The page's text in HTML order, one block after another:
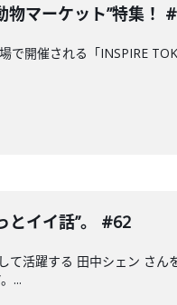
物マーケット”特集！
開催される「INSPIRE
とイイ話”。 #62
て活躍する 田中シェン さ
...